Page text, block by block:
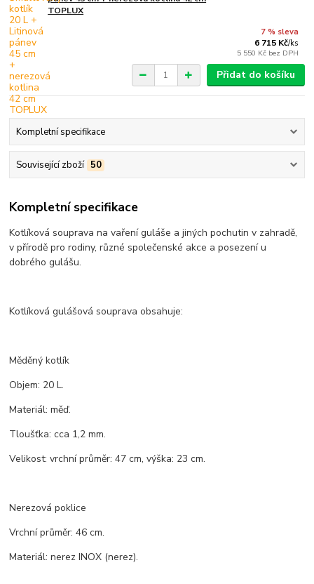
TOPLUX
7 % sleva
6 715 Kč/ks
5 550 Kč bez DPH
Přidat do košíku
Kompletní specifikace
Související zboží 50
Kompletní specifikace
Kotlíková souprava na vaření guláše a jiných pochutin v zahradě,
v přírodě pro rodiny, různé společenské akce a posezení u
dobrého gulášu.
Kotlíková gulášová souprava obsahuje:
Měděný kotlík
Objem: 20 L.
Materiál: měď.
Tloušťka: cca 1,2 mm.
Velikost: vrchní průměr: 47 cm, výška: 23 cm.
Nerezová poklice
Vrchní průměr: 46 cm.
Materiál: nerez INOX (nerez).